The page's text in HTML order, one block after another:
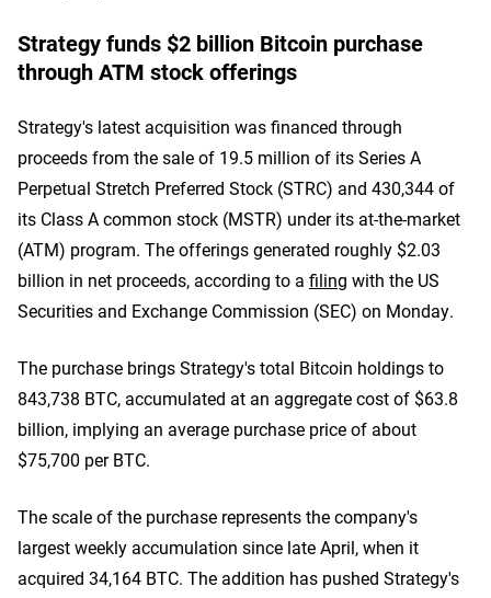
Strategy funds $2 billion Bitcoin purchase
through ATM stock offerings
Strategy's latest acquisition was financed through
proceeds from the sale of 19.5 million of its Series A
Perpetual Stretch Preferred Stock (STRC) and 430,344 of
its Class A common stock (MSTR) under its at-the-market
(ATM) program. The offerings generated roughly $2.03
billion in net proceeds, according to a filing with the US
Securities and Exchange Commission (SEC) on Monday.
The purchase brings Strategy's total Bitcoin holdings to
843,738 BTC, accumulated at an aggregate cost of $63.8
billion, implying an average purchase price of about
$75,700 per BTC.
The scale of the purchase represents the company's
largest weekly accumulation since late April, when it
acquired 34,164 BTC. The addition has pushed Strategy's